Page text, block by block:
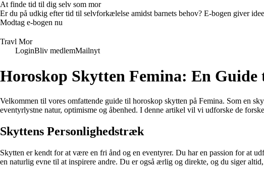
At finde tid til dig selv som mor
Er du på udkig efter tid til selvforkælelse amidst barnets behov? E-bogen giver
Modtag e-bogen nu
Travl Mor
LoginBliv medlemMailnyt
Horoskop Skytten Femina: En
Velkommen til vores omfattende guide til horoskop skytten på Femina. Som en
eventyrlystne natur, optimisme og åbenhed. I denne artikel vil vi udforske de
Skyttens Personlighedstræk
Skytten er kendt for at være en fri ånd og en eventyrer. Du har en passion for at
en naturlig evne til at inspirere andre. Du er også ærlig og direkte, og du siger